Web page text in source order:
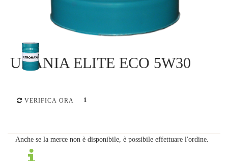
URANIA ELITE ECO 5W30
VERIFICA ORA 1
Anche se la merce non è disponibile, è possibile effettuare l'ordine.